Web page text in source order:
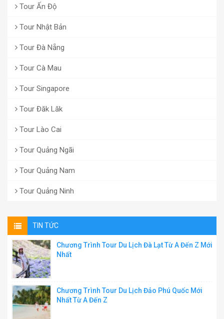
Tour Ấn Độ
Tour Nhật Bản
Tour Đà Nẵng
Tour Cà Mau
Tour Singapore
Tour Đăk Lăk
Tour Lào Cai
Tour Quảng Ngãi
Tour Quảng Nam
Tour Quảng Ninh
TIN TỨC
Chương Trình Tour Du Lịch Đà Lạt Từ A Đến Z Mới
Nhất
Chương Trình Tour Du Lịch Đảo Phú Quốc Mới
Nhất Từ A Đến Z